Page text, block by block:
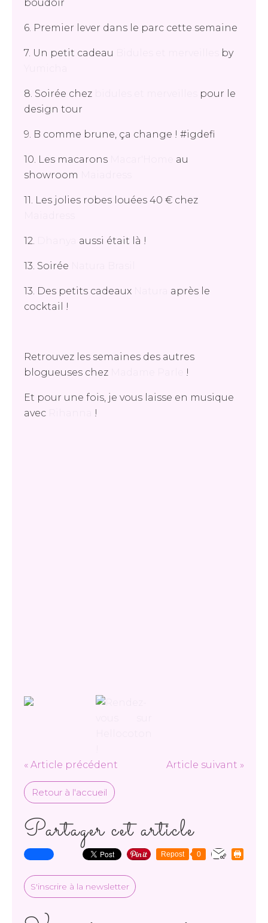
boudoir
6. Premier lever dans le parc cette semaine
7. Un petit cadeau
by
8. Soirée chez
pour le
design tour
9. B comme brune, ça change ! #igdefi
10. Les macarons
au
showroom
11. Les jolies robes louées 40 € chez
12. aussi était là !
13. Soirée
13. Des petits cadeaux
après le
cocktail !
Retrouvez les semaines des autres
blogueuses chez
!
Et pour une fois, je vous laisse en musique
avec
!
« Article précédent Article suivant »
Retour à l'accueil
Partager cet article
Repost 0
S'inscrire à la newsletter